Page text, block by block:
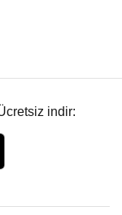
indir: